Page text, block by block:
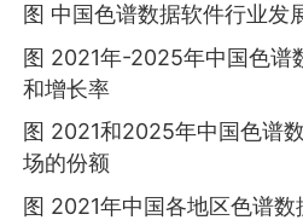
图 中国色谱数据软件行业发
图 2021年-2025年中国色谱
和增长率
图 2021和2025年中国色谱
场的份额
图 2021年中国各地区色谱